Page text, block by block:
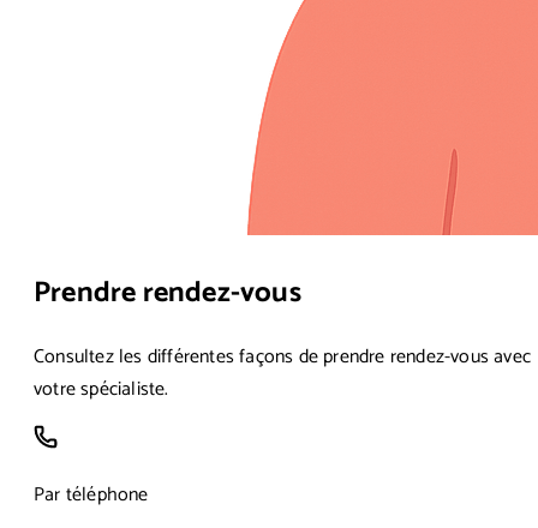
Prendre rendez-vous
Consultez les différentes façons de prendre rendez-vous avec
votre spécialiste.
Par téléphone